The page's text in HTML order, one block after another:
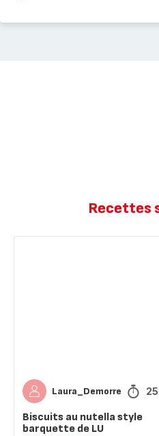
Recettes
Laura_Demorre
Biscuits au nutella style
barquette de LU